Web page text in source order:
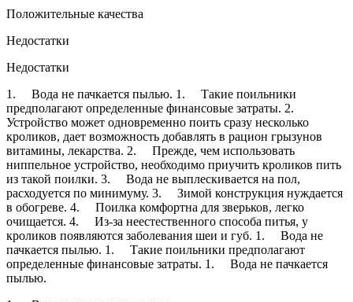
Положительные качества
Недостатки
Недостатки
1. Вода не пачкается пылью. 1. Такие поильники
предполагают определенные финансовые затраты. 2.
Устройство может одновременно поить сразу несколько
кроликов, дает возможность добавлять в рацион грызунов
витамины, лекарства. 2. Прежде, чем использовать
ниппельное устройство, необходимо приучить кроликов пить
из такой поилки. 3. Вода не выплескивается на пол,
расходуется по минимуму. 3. Зимой конструкция нуждается
в обогреве. 4. Поилка комфортна для зверьков, легко
очищается. 4. Из-за неестественного способа питья, у
кроликов появляются заболевания шеи и губ. 1. Вода не
пачкается пылью. 1. Такие поильники предполагают
определенные финансовые затраты. 1. Вода не пачкается
пылью.